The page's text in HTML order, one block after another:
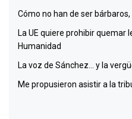
Cómo no han de ser
La UE quiere prohibir quemar
Humanidad
La voz de Sánchez… y la
Me propusieron asistir a la